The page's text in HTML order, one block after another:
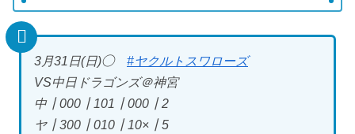
3月31日(日)◯ #ヤクルトスワローズ
VS中日ドラゴンズ＠神宮
中┃000┃101┃000┃2
ヤ┃300┃010┃10×┃5